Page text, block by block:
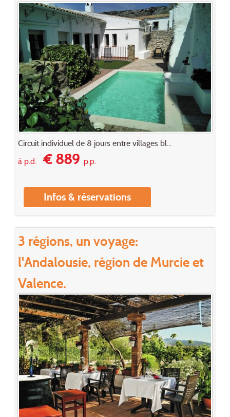
Circuit individuel de 8 jours entre villages bl...
à p.d.
€ 889p.p.
Infos & réservations
3 régions, un voyage:
l'Andalousie, région de Murcie et
Valence.